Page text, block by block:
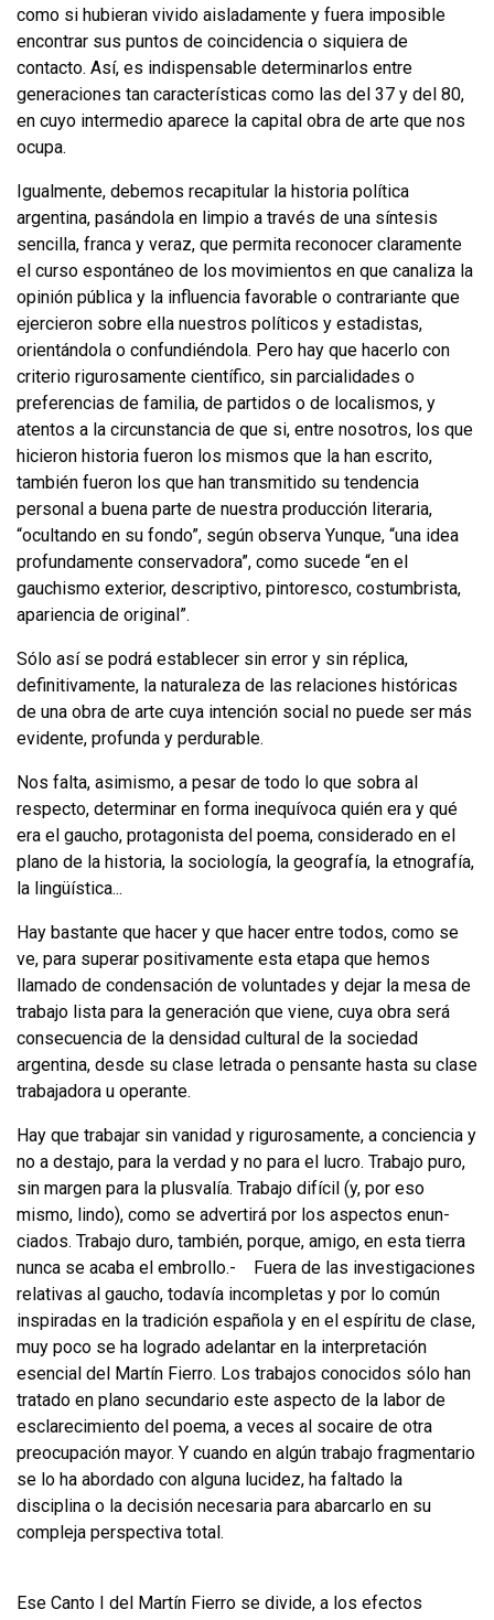
como si hubieran vivido aisladamente y fuera imposible
encontrar sus puntos de coincidencia o siquiera de
contacto. Así, es indispensable determinarlos entre
generaciones tan características como las del 37 y del 80,
en cuyo intermedio aparece la capital obra de arte que nos
ocupa.
Igualmente, debemos recapitular la historia política
argentina, pasándola en limpio a través de una síntesis
sencilla, franca y veraz, que permita reconocer claramente
el curso espontáneo de los movimientos en que canaliza la
opinión pública y la influencia favorable o contrariante que
ejercieron sobre ella nues­tros políticos y estadistas,
orientándola o confundiéndola. Pero hay que hacerlo con
criterio rigurosamente científico, sin parcialidades o
preferencias de fami­lia, de partidos o de localismos, y
atentos a la circunstancia de que si, entre no­sotros, los que
hicieron historia fueron los mismos que la han escrito,
también fueron los que han transmitido su tendencia
personal a buena parte de nuestra producción literaria,
“ocultando en su fondo”, según observa Yunque, “una idea
profundamente conservadora”, como sucede “en el
gauchismo exterior, descrip­tivo, pintoresco, costumbrista,
apariencia de original”.
Sólo así se podrá establecer sin error y sin réplica,
definitivamente, la natura­leza de las relaciones históricas
de una obra de arte cuya intención social no puede ser más
evidente, profunda y perdurable.
Nos falta, asimismo, a pesar de todo lo que sobra al
respecto, determinar en forma inequívoca quién era y qué
era el gaucho, protagonista del poema, consi­derado en el
plano de la historia, la sociología, la geografía, la etnografía,
la lin­güística...
Hay bastante que hacer y que hacer entre todos, como se
ve, para superar positivamente esta etapa que hemos
llamado de condensación de voluntades y dejar la mesa de
trabajo lista para la generación que viene, cuya obra será
conse­cuencia de la densidad cultural de la sociedad
argentina, desde su clase letrada o pensante hasta su clase
trabajadora u operante.
Hay que trabajar sin vanidad y rigurosamente, a conciencia y
no a destajo, para la verdad y no para el lucro. Trabajo puro,
sin margen para la plusvalía. Trabajo difícil (y, por eso
mismo, lindo), como se advertirá por los aspectos enun­
ciados. Trabajo duro, también, porque, amigo, en esta tierra
nunca se acaba el embrollo.- Fuera de las investigaciones
relativas al gaucho, todavía incompletas y por lo común
inspiradas en la tradición española y en el espíritu de clase,
muy poco se ha logrado adelantar en la interpretación
esencial del Martín Fierro. Los traba­jos conocidos sólo han
tratado en plano secundario este aspecto de la labor de
esclarecimiento del poema, a veces al socaire de otra
preocupación mayor. Y cuando en algún trabajo fragmentario
se lo ha abordado con alguna lucidez, ha faltado la
disciplina o la decisión necesaria para abarcarlo en su
compleja pers­pectiva total.
Ese Canto I del Martín Fierro se divide, a los efectos